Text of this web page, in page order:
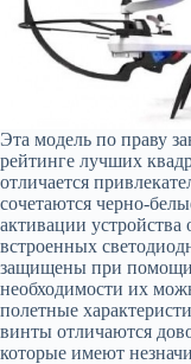
Эта модель по праву
рейтинге лучших
отличается
сочетаются черно-
активации устройства
встроенных
защищены при помощи
необходимости их
полетные
винты отличаются
которые имеют